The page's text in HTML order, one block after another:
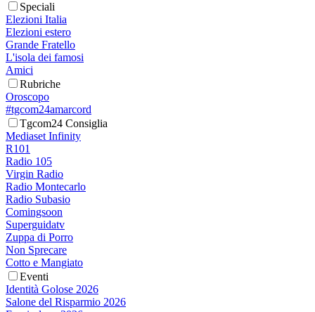
Speciali
Elezioni Italia
Elezioni estero
Grande Fratello
L'isola dei famosi
Amici
Rubriche
Oroscopo
#tgcom24amarcord
Tgcom24 Consiglia
Mediaset Infinity
R101
Radio 105
Virgin Radio
Radio Montecarlo
Radio Subasio
Comingsoon
Superguidatv
Zuppa di Porro
Non Sprecare
Cotto e Mangiato
Eventi
Identità Golose 2026
Salone del Risparmio 2026